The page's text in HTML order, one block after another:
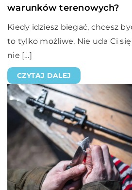
warunków terenowych?
Kiedy idziesz biegać, chcesz
to tylko możliwe. Nie uda Ci
nie […]
CZYTAJ DALEJ